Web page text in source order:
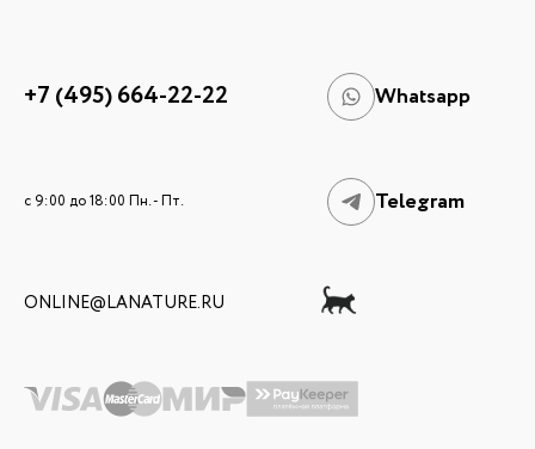
+7 (495) 664-22-22 Whatsapp
c 9:00 до 18:00 Пн. - Пт. Telegram
ONLINE@LANATURE.RU